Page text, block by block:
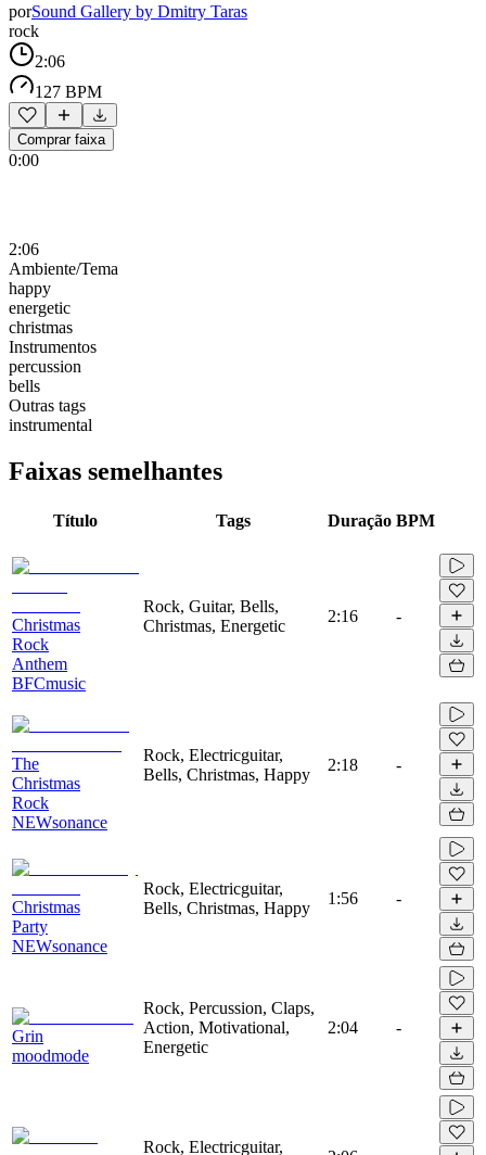
porSound Gallery by Dmitry Taras
rock
2:06
127 BPM
Comprar faixa
0:00
2:06
Ambiente/Tema
happy
energetic
christmas
Instrumentos
percussion
bells
Outras tags
instrumental
Faixas semelhantes
Título Tags Duração BPM
Christmas
Rock
Anthem
BFCmusic
Rock, Guitar, Bells,
Christmas, Energetic
2:16 -
The
Christmas
Rock
NEWsonance
Rock, Electricguitar,
Bells, Christmas, Happy
2:18 -
Christmas
Party
NEWsonance
Rock, Electricguitar,
Bells, Christmas, Happy
1:56 -
Grin
moodmode
Rock, Percussion, Claps,
Action, Motivational,
Energetic
2:04 -
Rock, Electricguitar,